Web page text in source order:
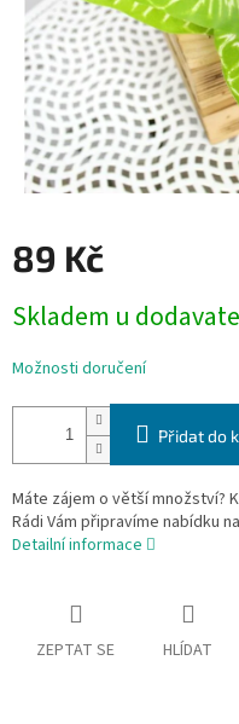
89 Kč
cena:
Skladem u
Možnosti doručení
Přidat do
Máte zájem o větší množství?
Rádi Vám připravíme nabídku
Detailní informace
ZEPTAT SE HLÍDAT